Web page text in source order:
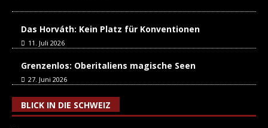
Das Horváth: Kein Platz für Konventionen
11. Juli 2026
Grenzenlos: Oberitaliens magische Seen
27. Juni 2026
BLICK IN DIE SCHWEIZ